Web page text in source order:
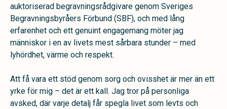
auktoriserad begravningsrådgivare genom Sveriges
Begravningsbyråers Förbund (SBF), och med lång
erfarenhet och ett genuint engagemang möter jag
människor i en av livets mest sårbara stunder – med
lyhördhet, värme och respekt.
Att få vara ett stöd genom sorg och ovisshet är mer än ett
yrke för mig – det är ett kall. Jag tror på personliga
avsked, där varje detalj får spegla livet som levts och